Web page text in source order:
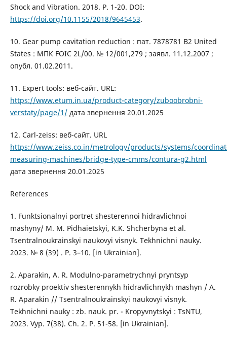
Shock and Vibration. 2018. P. 1-20. DOI:
https://doi.org/10.1155/2018/9645453.
10. Gear pump cavitation reduction : пат. 7878781 B2 United
States : МПК FOIC 2L/00. № 12/001,279 ; заявл. 11.12.2007 ;
опубл. 01.02.2011.
11. Expert tools: веб-сайт. URL:
https://www.etum.in.ua/product-category/zuboobrobni-
verstaty/page/1/дата звернення 20.01.2025
12. Carl-zeiss: веб-сайт. URL
https://www.zeiss.co.in/metrology/products/systems/
measuring-machines/bridge-type-cmms/contura-g2.html
дата звернення 20.01.2025
References
1. Funktsionalnyi portret shesterennoi hidravlichnoi
mashyny/ M. M. Pidhaietskyi, K.K. Shcherbyna et al.
Tsentralnoukrainskyi naukovyi visnyk. Tekhnichni nauky.
2023. № 8 (39) . P. 3–10. [in Ukrainian].
2. Aparakin, A. R. Modulno-parametrychnyi pryntsyp
rozrobky proektiv shesterennykh hidravlichnykh mashyn / A.
R. Aparakin // Tsentralnoukrainskyi naukovyi visnyk.
Tekhnichni nauky : zb. nauk. pr. - Kropyvnytskyi : TsNTU,
2023. Vyp. 7(38). Ch. 2. P. 51-58. [in Ukrainian].